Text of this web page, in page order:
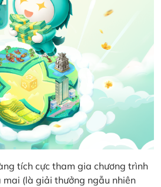
tích cực tham gia chương trình
mai (là giải thưởng ngẫu nhiên